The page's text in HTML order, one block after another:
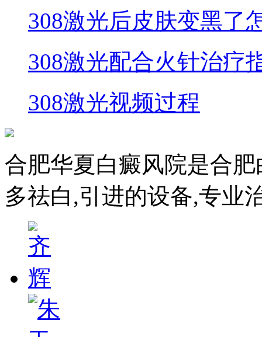
308激光后皮肤变黑了
308激光配合火针治疗
308激光视频过程
合肥华夏白癜风院是合
多祛白,引进的设备,专业